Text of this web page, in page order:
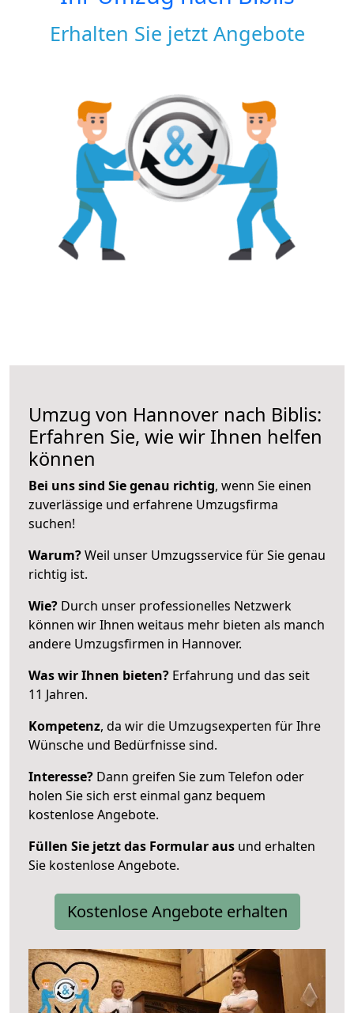
Erhalten Sie jetzt Angebote
Umzug von Hannover nach Biblis:
Erfahren Sie, wie wir Ihnen helfen
können
Bei uns sind Sie genau richtig, wenn Sie einen
zuverlässige und erfahrene Umzugsfirma
suchen!
Warum?Weil unser Umzugsservice für Sie genau
richtig ist.
Wie? Durch unser professionelles Netzwerk
können wir Ihnen weitaus mehr bieten als manch
andere Umzugsfirmen in Hannover.
Was wir Ihnen bieten? Erfahrung und das seit
11 Jahren.
Kompetenz, da wir die Umzugsexperten für Ihre
Wünsche und Bedürfnisse sind.
Interesse? Dann greifen Sie zum Telefon oder
holen Sie sich erst einmal ganz bequem
kostenlose Angebote.
Füllen Sie jetzt das Formular aus und erhalten
Sie kostenlose Angebote.
Kostenlose Angebote erhalten